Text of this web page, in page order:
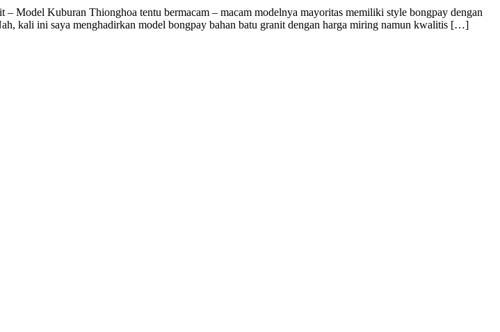
Model Kuburan Thionghoa tentu bermacam – macam modelnya mayoritas memiliki style bongpay dengan
kali ini saya menghadirkan model bongpay bahan batu granit dengan harga miring namun kwalitis […]